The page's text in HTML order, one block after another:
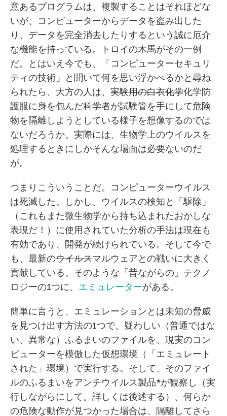
意あるプログラムは、複製することはそれほどな
いが、コンピューターからデータを盗み出した
り、データを完全消去したりするという誠に厄介
な機能を持っている。トロイの木馬がその一例
だ。とはいえ今でも、「コンピューターセキュリ
ティの技術」と聞いて何を思い浮かべるかと尋ね
られたら、大方の人は、 実験用の白衣化学化学防
護服に身を包んだ科学者が試験管を手にして危険
物を隔離しようとしている様子を想像するのでは
ないだろうか。実際には、生物学上のウイルスを
処理するときにしかそんな場面は必要ないのだ
が。
つまりこういうことだ。コンピューターウイルス
は死滅した。しかし、ウイルスの検知と「駆除」
（これもまた微生物学から持ち込まれたおかしな
表現だ！）に使用されていた分析の手法は現在も
有効であり、開発が続けられている。そして今で
も、最新のウイルスマルウェアとの戦いに大きく
貢献している。そのような「昔ながらの」テクノ
ロジーの1つに、 エミュレーターがある。
簡単に言うと、エミュレーションとは未知の脅威
を見つけ出す方法の1つで、疑わしい（普通ではな
い、異常な）ふるまいのファイルを、現実のコン
ピューターを模倣した仮想環境（「エミュレート
された」環境）で実行する。そして、そのファイ
ルのふるまいをアンチウイルス製品*が観察し（実
行しながらにして。詳しくは後述する）、何らか
の危険な動作が見つかった場合は、隔離してさら